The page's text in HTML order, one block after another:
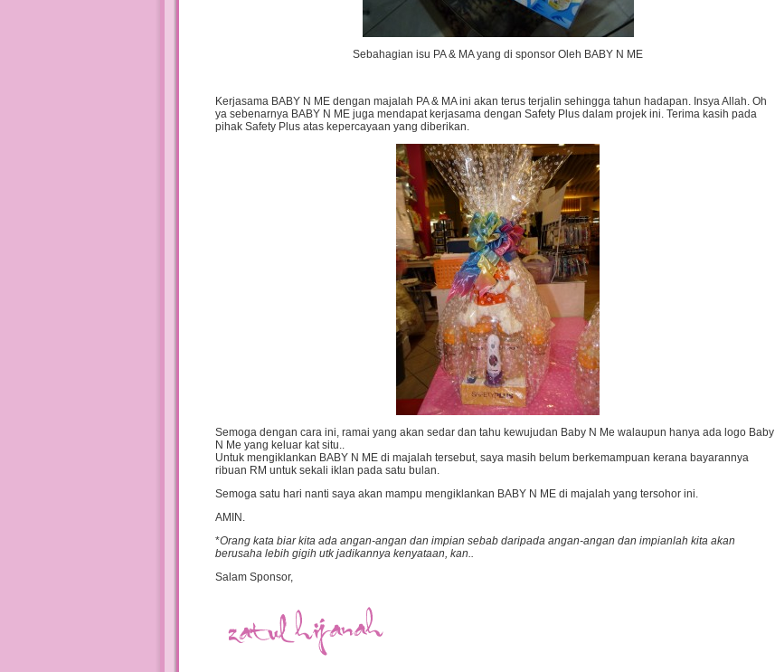
Sebahagian isu PA & MA yang di sponsor Oleh BABY N ME
Kerjasama BABY N ME dengan majalah PA & MA ini akan terus terjalin sehingga tahun hadapan. Insya Allah. Oh
ya sebenarnya BABY N ME juga mendapat kerjasama dengan Safety Plus dalam projek ini. Terima kasih pada
pihak Safety Plus atas kepercayaan yang diberikan.
Semoga dengan cara ini, ramai yang akan sedar dan tahu kewujudan Baby N Me walaupun hanya ada logo Baby
N Me yang keluar kat situ..
Untuk mengiklankan BABY N ME di majalah tersebut, saya masih belum berkemampuan kerana bayarannya
ribuan RM untuk sekali iklan pada satu bulan.
Semoga satu hari nanti saya akan mampu mengiklankan BABY N ME di majalah yang tersohor ini.
AMIN.
*Orang kata biar kita ada angan-angan dan impian sebab daripada angan-angan dan impianlah kita akan
berusaha lebih gigih utk jadikannya kenyataan, kan..
Salam Sponsor,